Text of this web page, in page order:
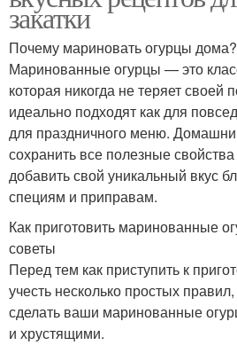
закатки
Почему мариновать огурцы дома?
Маринованные огурцы — это
которая никогда не теряет своей
идеально подходят как для
для праздничного меню.
сохранить все полезные
добавить свой уникальный вкус
специям и приправам.
Как приготовить маринованные
советы
Перед тем как приступить к
учесть несколько простых
сделать ваши маринованные
и хрустящими.